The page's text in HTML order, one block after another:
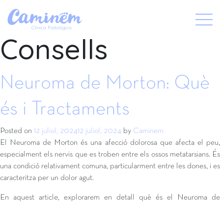
Clínica Podològica
X
Categoria:
Consells
Neuroma de Morton: Què
és i Tractaments
Posted on 12 juliol, 202412 juliol, 2024 by Caminem
El Neuroma de Morton és una afecció dolorosa que afecta el peu,
especialment els nervis que es troben entre els ossos metatarsians. És
una condició relativament comuna, particularment entre les dones, i es
caracteritza per un dolor agut.
En aquest article, explorarem en detall què és el Neuroma de